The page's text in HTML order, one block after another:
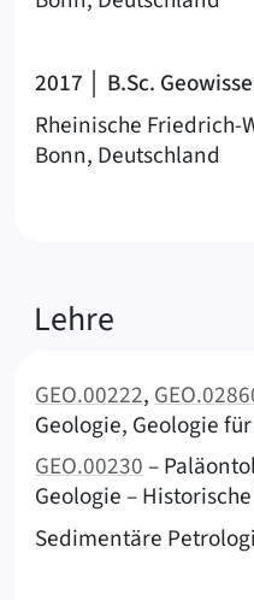
2017 │ B.Sc.
Rheinische
Bonn, Deutschland
Lehre
GEO.00222,
Geologie, Geologie
GEO.00230–
Geologie –
Sedimentäre